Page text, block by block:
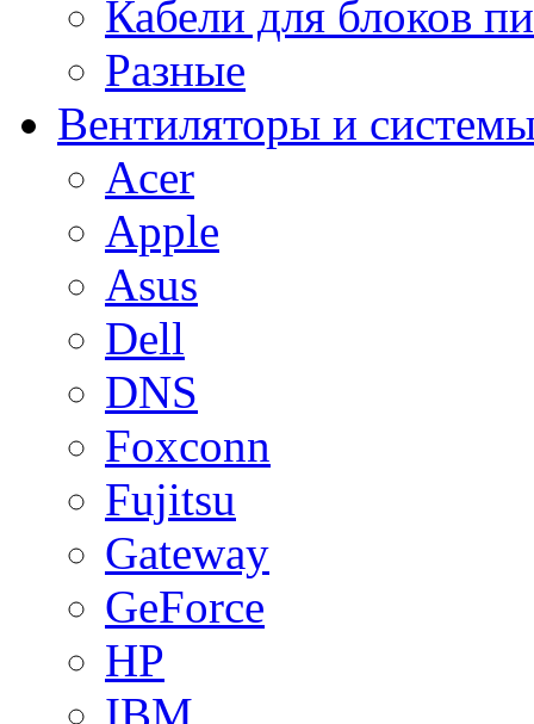
Кабели для блоков
Разные
Вентиляторы и
Acer
Apple
Asus
Dell
DNS
Foxconn
Fujitsu
Gateway
GeForce
HP
IBM